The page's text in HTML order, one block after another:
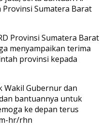
Provinsi Sumatera Barat
Provinsi Sumatera Barat
menyampaikan terima
provinsi kepada
Wakil Gubernur dan
bantuannya untuk
ke depan terus
hr/rhn